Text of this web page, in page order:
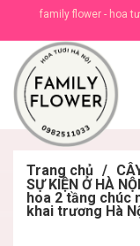
family flower - hoa
Trang chủ /
SỰ KIỆN Ở HÀ
hoa 2 tầng chúc
khai trương Hà